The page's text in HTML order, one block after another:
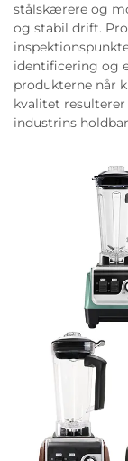
stålskærere og
og stabil drift.
identificering og
produkterne når
kvalitet
industrins